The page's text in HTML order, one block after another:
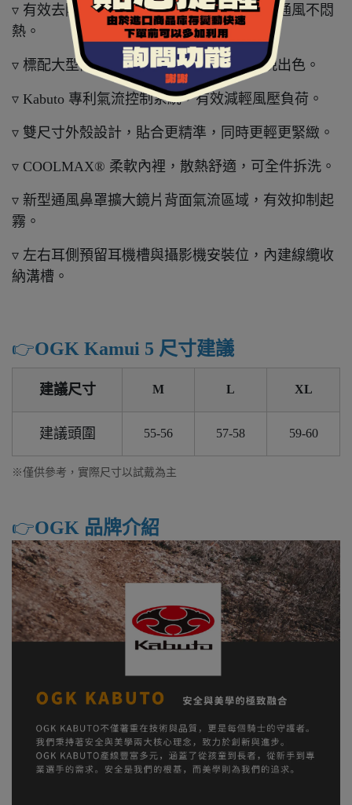
▿ 有效去除外鏡片霧氣，導流至口部，保持通風不悶
熱。
▿ 標配大型內墨片，強光與日照環境下表現出色。
▿ Kabuto 專利氣流控制系統，有效減輕風壓負荷。
▿ 雙尺寸外殼設計，貼合更精準，同時更輕更緊緻。
▿ COOLMAX® 柔軟內裡，散熱舒適，可全件拆洗。
▿ 新型通風鼻罩擴大鏡片背面氣流區域，有效抑制起
霧。
▿ 左右耳側預留耳機槽與攝影機安裝位，內建線纜收
納溝槽。
👉️OGK Kamui 5 尺寸建議
建議尺寸 M L XL
建議頭圍 55-56 57-58 59-60
※僅供參考，實際尺寸以試戴為主
👉️OGK 品牌介紹